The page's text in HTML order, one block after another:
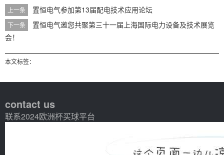
上一条 置恒电气参加第13届配电技术应用论坛
下一条
置恒电气邀您共聚第三十一届上海国际电力设备及技术展览
会！
本文标签：
contact us
联系2024欧洲杯买球平台